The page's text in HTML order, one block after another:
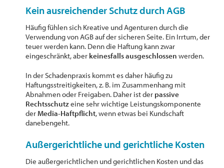
Kein ausreichender Schutz durch AGB
Häufig fühlen sich Kreative und Agenturen durch die
Verwendung von AGB auf der sicheren Seite. Ein Irrtum, der
teuer werden kann. Denn die Haftung kann zwar
eingeschränkt, aber keinesfalls ausgeschlossen werden.
In der Schadenpraxis kommt es daher häufig zu
Haftungsstreitigkeiten, z. B. im Zusammenhang mit
Abnahmen oder Freigaben. Daher ist der passive
Rechtsschutzeine sehr wichtige Leistungskomponente
derMedia-Haftpflicht, wenn etwas bei Kundschaft
danebengeht.
Außergerichtliche und gerichtliche Kosten
Die außergerichtlichen und gerichtlichen Kosten und das